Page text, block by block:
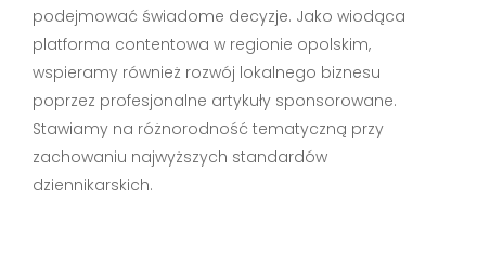
podejmować świadome decyzje. Jako wiodąca
platforma contentowa w regionie opolskim,
wspieramy również rozwój lokalnego biznesu
poprzez profesjonalne artykuły sponsorowane.
Stawiamy na różnorodność tematyczną przy
zachowaniu najwyższych standardów
dziennikarskich.